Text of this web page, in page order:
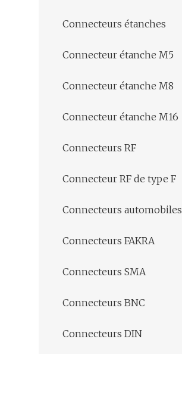
Connecteurs étanches
Connecteur étanche M5
Connecteur étanche M8
Connecteur étanche M16
Connecteurs RF
Connecteur RF de type F
Connecteurs automobiles
Connecteurs FAKRA
Connecteurs SMA
Connecteurs BNC
Connecteurs DIN